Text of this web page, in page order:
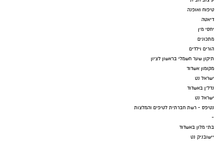
טיפוח ואופנה
דיאטה
יחסי מין
מתכונים
הורים וילדים
תיקון שער חשמלי בראשון לציון
מקומון אשדוד
ישראל נט
נדל"ן באשדוד
ישראל נט
נטיפס - רשת חברתית לטיפים והמלצות
-
בתי מלון באשדוד
יישובניק נט